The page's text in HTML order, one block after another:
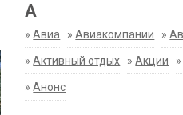
А
»Авиа »Авиакомпании »
»Активный отдых »Акции
»Анонс